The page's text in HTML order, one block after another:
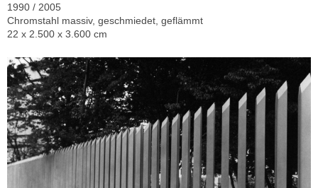
1990 / 2005
Chromstahl massiv, geschmiedet, geflämmt
22 x 2.500 x 3.600 cm